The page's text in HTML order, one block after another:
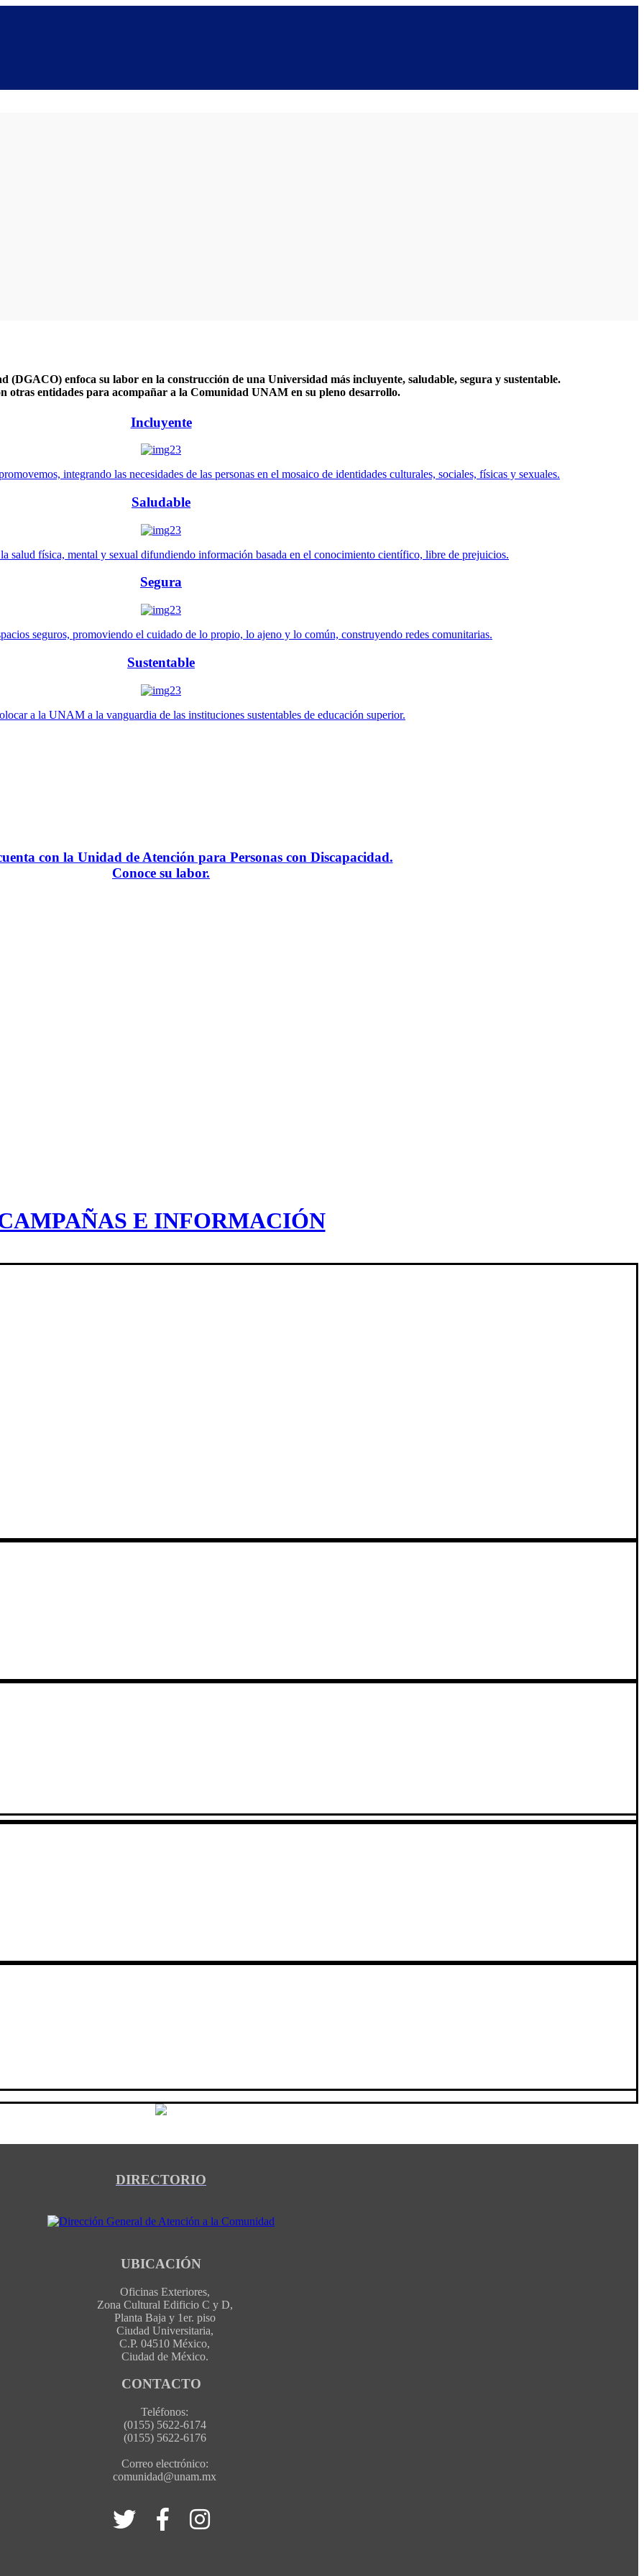
(DGACO) enfoca su labor en la construcción de una Universidad más incluyente, saludable, segura y sustentable.
otras entidades para acompañar a la Comunidad UNAM en su pleno desarrollo.
Incluyente
integrando las necesidades de las personas en el mosaico de identidades culturales, sociales, físicas y sexuales.
Saludable
salud física, mental y sexual difundiendo información basada en el conocimiento científico, libre de prejuicios.
Segura
seguros, promoviendo el cuidado de lo propio, lo ajeno y lo común, construyendo redes comunitarias.
Sustentable
a la UNAM a la vanguardia de las instituciones sustentables de educación superior.
con la Unidad de Atención para Personas con Discapacidad.
Conoce su labor.
E INFORMACIÓN
DIRECTORIO
UBICACIÓN
Oficinas Exteriores,
Zona Cultural Edificio C y D,
Planta Baja y 1er. piso
Ciudad Universitaria,
C.P. 04510 México,
Ciudad de México.
CONTACTO
Teléfonos:
(0155) 5622-6174
(0155) 5622-6176
Correo electrónico:
comunidad@unam.mx